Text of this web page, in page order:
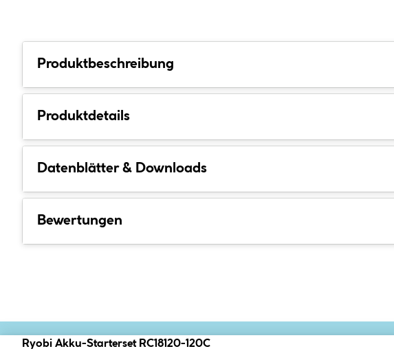
Produktbeschreibung
Produktdetails
Datenblätter & Downloads
Bewertungen
Ryobi Akku-Starterset RC18120-120C